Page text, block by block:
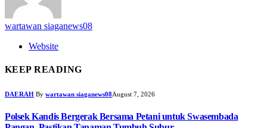
wartawan siaganews08
Website
KEEP READING
DAERAH By wartawan siaganews08August 7, 2026
Polsek Kandis Bergerak Bersama Petani untuk Swasembada